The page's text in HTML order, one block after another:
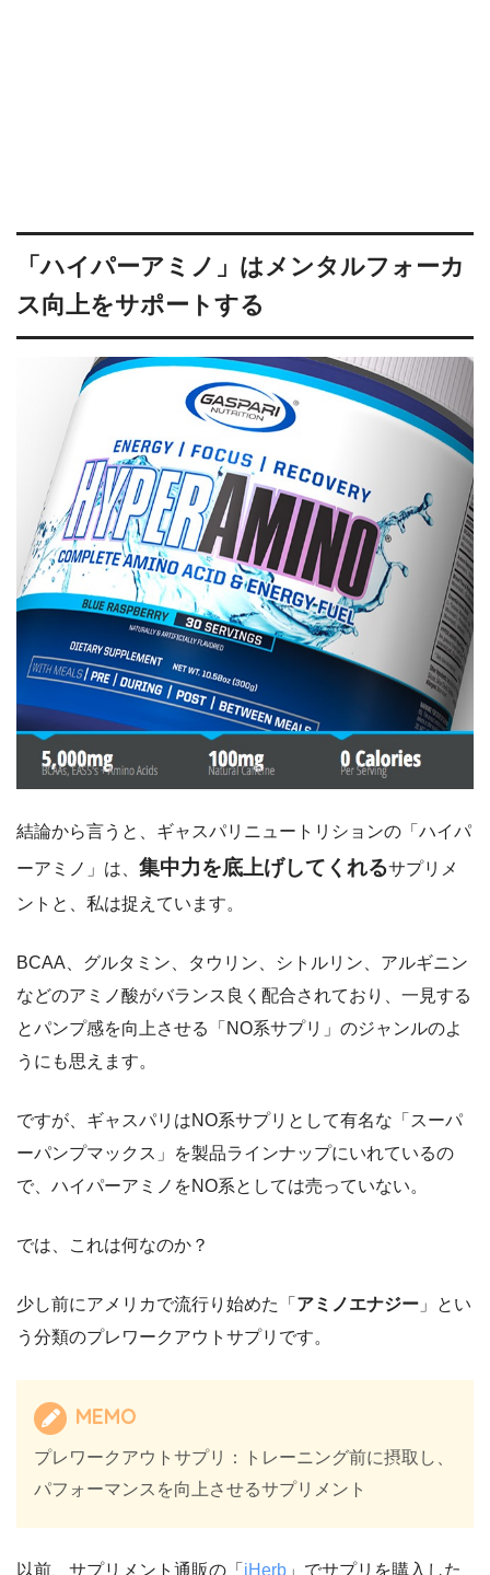
「ハイパーアミノ」はメンタルフォーカ
ス向上をサポートする
結論から言うと、ギャスパリニュートリションの「ハイパ
ーアミノ」は、 集中力を底上げしてくれるサプリメ
ントと、私は捉えています。
BCAA、グルタミン、タウリン、シトルリン、アルギニン
などのアミノ酸がバランス良く配合されており、一見する
とパンプ感を向上させる「NO系サプリ」のジャンルのよ
うにも思えます。
ですが、ギャスパリはNO系サプリとして有名な「スーパ
ーパンプマックス」を製品ラインナップにいれているの
で、ハイパーアミノをNO系としては売っていない。
では、これは何なのか？
少し前にアメリカで流行り始めた「 アミノエナジー 」とい
う分類のプレワークアウトサプリです。
MEMO
プレワークアウトサプリ：トレーニング前に摂取し、
パフォーマンスを向上させるサプリメント
以前、サプリメント通販の「 iHerb 」でサプリを購入した